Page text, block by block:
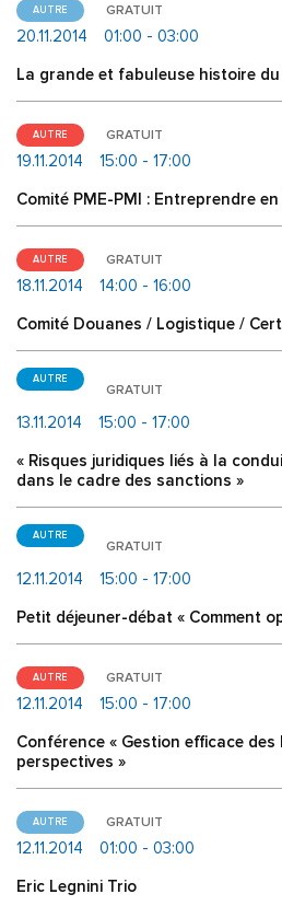
AUTRE GRATUIT
20.11.2014
01:00 - 03:00
La grande et fabuleuse histoire du
AUTRE GRATUIT
19.11.2014
15:00 - 17:00
Comité PME-PMI : Entreprendre en
AUTRE GRATUIT
18.11.2014
14:00 - 16:00
Comité Douanes / Logistique /
AUTRE
GRATUIT
13.11.2014
15:00 - 17:00
« Risques juridiques liés à la
dans le cadre des sanctions »
AUTRE
GRATUIT
12.11.2014
15:00 - 17:00
Petit déjeuner-débat « Comment
AUTRE GRATUIT
12.11.2014
15:00 - 17:00
Conférence « Gestion efficace
perspectives »
AUTRE GRATUIT
12.11.2014
01:00 - 03:00
Eric Legnini Trio